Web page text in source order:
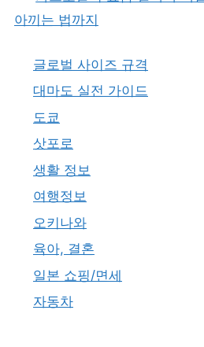
리
아끼는 법까지
글로벌 사이즈 규격
대마도 실전 가이드
도쿄
삿포로
생활 정보
여행정보
오키나와
육아, 결혼
일본 쇼핑/면세
자동차